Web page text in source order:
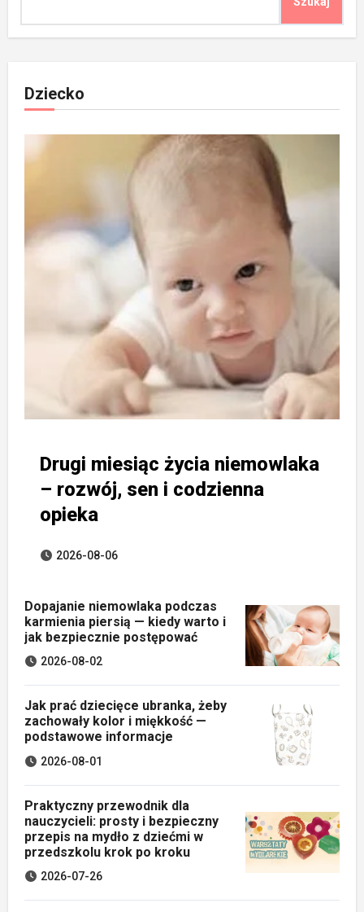
Dziecko
Drugi miesiąc życia niemowlaka
– rozwój, sen i codzienna
opieka
2026-08-06
Dopajanie niemowlaka podczas
karmienia piersią — kiedy warto i
jak bezpiecznie postępować
2026-08-02
Jak prać dziecięce ubranka, żeby
zachowały kolor i miękkość —
podstawowe informacje
2026-08-01
Praktyczny przewodnik dla
nauczycieli: prosty i bezpieczny
przepis na mydło z dziećmi w
przedszkolu krok po kroku
2026-07-26